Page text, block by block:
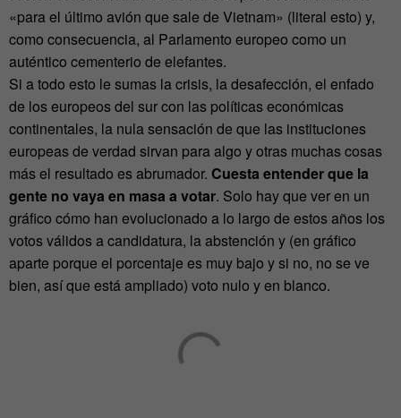
«para el último avión que sale de Vietnam» (literal esto) y,
como consecuencia, al Parlamento europeo como un
auténtico cementerio de elefantes.
Si a todo esto le sumas la crisis, la desafección, el enfado
de los europeos del sur con las políticas económicas
continentales, la nula sensación de que las instituciones
europeas de verdad sirvan para algo y otras muchas cosas
más el resultado es abrumador. Cuesta entender que la
gente no vaya en masa a votar. Solo hay que ver en un
gráfico cómo han evolucionado a lo largo de estos años los
votos válidos a candidatura, la abstención y (en gráfico
aparte porque el porcentaje es muy bajo y si no, no se ve
bien, así que está ampliado) voto nulo y en blanco.